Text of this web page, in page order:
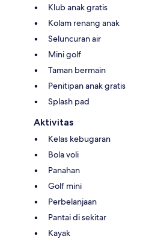
Klub anak gratis
Kolam renang anak
Seluncuran air
Mini golf
Taman bermain
Penitipan anak gratis
Splash pad
Aktivitas
Kelas kebugaran
Bola voli
Panahan
Golf mini
Perbelanjaan
Pantai di sekitar
Kayak